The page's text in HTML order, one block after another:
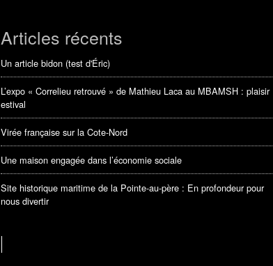
Articles récents
Un article bidon (test d'Éric)
L’expo « Correlieu retrouvé » de Mathieu Laca au MBAMSH : plaisir
estival
Virée française sur la Cote-Nord
Une maison engagée dans l’économie sociale
Site historique maritime de la Pointe-au-père : En profondeur pour
nous divertir